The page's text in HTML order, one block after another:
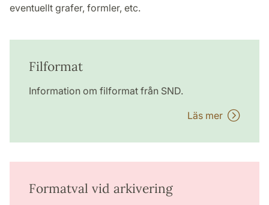
eventuellt grafer, formler, etc.
Filformat
Information om filformat från SND.
Läs mer
Formatval vid arkivering